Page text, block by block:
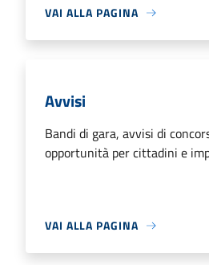
VAI ALLA PAGINA
Avvisi
Bandi di gara, avvisi di
opportunità per cittadini e
VAI ALLA PAGINA